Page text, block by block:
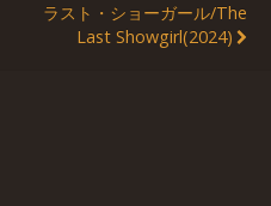
ラスト・ショーガール/The
Last Showgirl(2024)